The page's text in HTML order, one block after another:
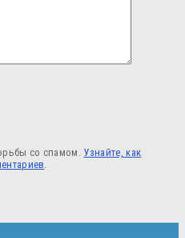
со спамом. Узнайте, как